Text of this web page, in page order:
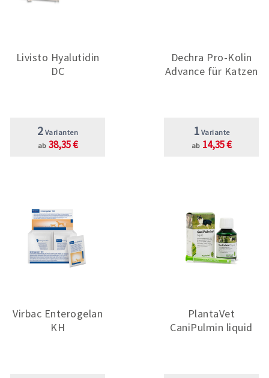
Livisto Hyalutidin
DC
2 Varianten
ab 38,35 €
Dechra Pro-Kolin
Advance für Katzen
1 Variante
ab 14,35 €
Virbac Enterogelan
KH
PlantaVet
CaniPulmin liquid